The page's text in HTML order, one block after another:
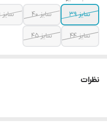
سایز ۳۹
سایز ۴۰ سایز ۴۱
سایز ۴۴ سایز ۴۵
نظرات